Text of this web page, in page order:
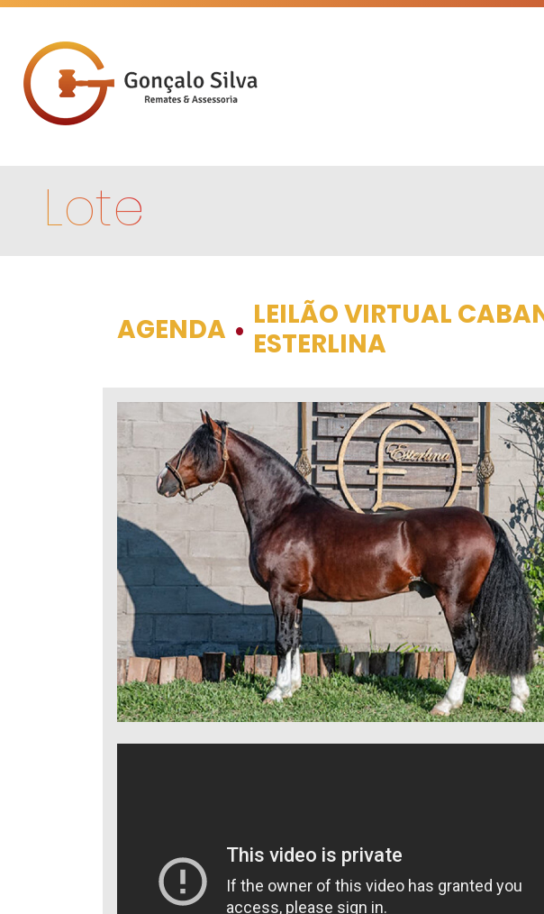
Lote
AGENDA • LEILÃO VIRTUAL
ESTERLINA